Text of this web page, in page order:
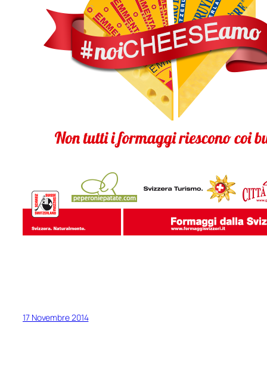
17 Novembre 2014